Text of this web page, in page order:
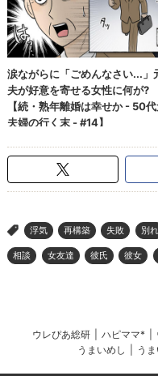
> 浮気 再構築 失敗 別れ
相談 女友達 彼氏 彼女
ウレぴあ総研 ハピママ*
うまいめし
う